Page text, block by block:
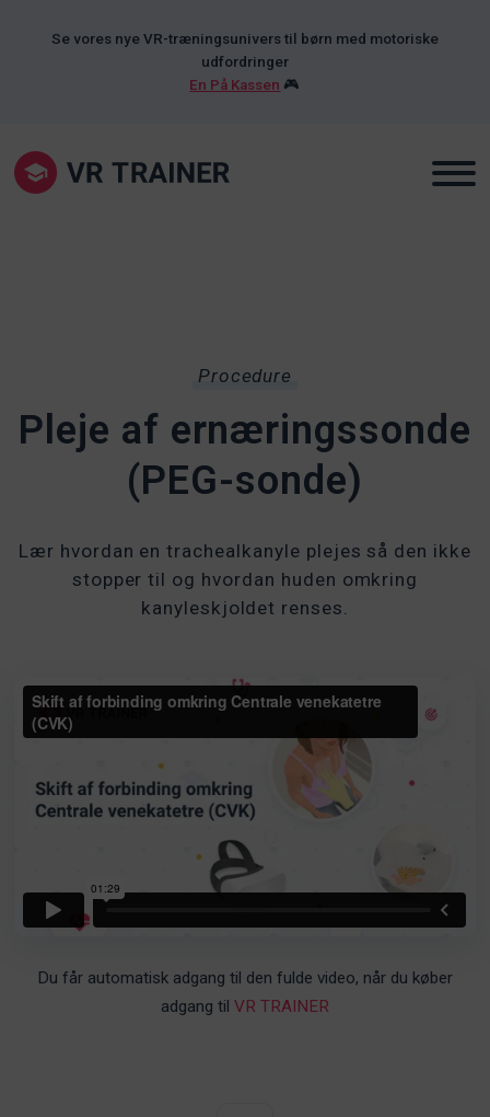
Se vores nye VR-træningsunivers til børn med motoriske
udfordringer
En På Kassen 🎮
Procedure
Pleje af ernæringssonde
(PEG-sonde)
Lær hvordan en trachealkanyle plejes så den ikke
stopper til og hvordan huden omkring
kanyleskjoldet renses.
Du får automatisk adgang til den fulde video, når du køber
adgang til VR TRAINER